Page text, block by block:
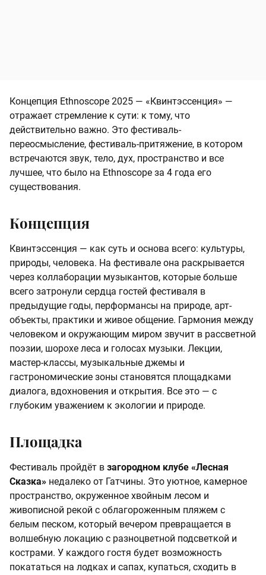
Концепция Ethnoscope 2025 — «Квинтэссенция» —
отражает стремление к сути: к тому, что
действительно важно. Это фестиваль-
переосмысление, фестиваль-притяжение, в котором
встречаются звук, тело, дух, пространство и все
лучшее, что было на Ethnoscope за 4 года его
существования.
Концепция
Квинтэссенция — как суть и основа всего: культуры,
природы, человека. На фестивале она раскрывается
через коллаборации музыкантов, которые больше
всего затронули сердца гостей фестиваля в
предыдущие годы, перформансы на природе, арт-
объекты, практики и живое общение. Гармония между
человеком и окружающим миром звучит в рассветной
поэзии, шорохе леса и голосах музыки. Лекции,
мастер-классы, музыкальные джемы и
гастрономические зоны становятся площадками
диалога, вдохновения и открытия. Все это — с
глубоким уважением к экологии и природе.
Площадка
Фестиваль пройдёт в загородном клубе «Лесная
Сказка» недалеко от Гатчины. Это уютное, камерное
пространство, окруженное хвойным лесом и
живописной рекой с облагороженным пляжем с
белым песком, который вечером превращается в
волшебную локацию с разноцветной подсветкой и
кострами. У каждого гостя будет возможность
покататься на лодках и сапах, купаться, сходить в